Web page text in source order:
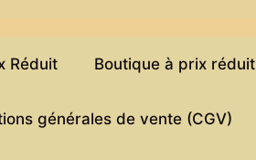
Réduit Boutique à prix réduit
générales de vente (CGV)